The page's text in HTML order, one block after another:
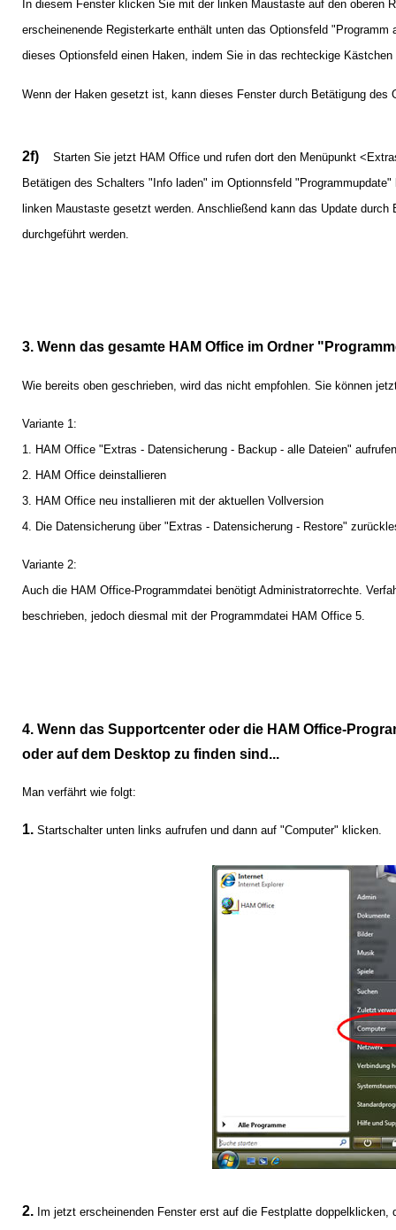
In diesem Fenster klicken Sie mit der linken Maustaste auf den oberen
erscheinenende Registerkarte enthält unten das Optionsfeld
dieses Optionsfeld einen Haken, indem Sie in das rechteckige
Wenn der Haken gesetzt ist, kann dieses Fenster durch Betätigung des
2f) Starten Sie jetzt HAM Office und rufen dort den Menüpunkt
Betätigen des Schalters "Info laden" im Optionnsfeld
linken Maustaste gesetzt werden. Anschließend kann das Update
durchgeführt werden.
3. Wenn das gesamte HAM Office im Ordner
Wie bereits oben geschrieben, wird das nicht empfohlen. Sie können
Variante 1:
1. HAM Office "Extras - Datensicherung - Backup - alle Dateien"
2. HAM Office deinstallieren
3. HAM Office neu installieren mit der aktuellen Vollversion
4. Die Datensicherung über "Extras - Datensicherung - Restore"
Variante 2:
Auch die HAM Office-Programmdatei benötigt Administratorrechte.
beschrieben, jedoch diesmal mit der Programmdatei HAM Office 5.
4. Wenn das Supportcenter oder die HAM Office-
oder auf dem Desktop zu finden sind...
Man verfährt wie folgt:
1. Startschalter unten links aufrufen und dann auf "Computer" klicken.
2. Im jetzt erscheinenden Fenster erst auf die Festplatte doppelklicken,